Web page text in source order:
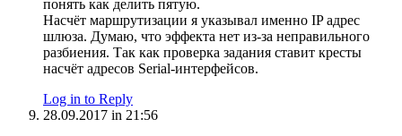
понять как делить пятую.
Насчёт маршрутизации я указывал именно IP адрес
шлюза. Думаю, что эффекта нет из-за неправильного
разбиения. Так как проверка задания ставит кресты
насчёт адресов Serial-интерфейсов.
Log in to Reply
28.09.2017 in 21:56